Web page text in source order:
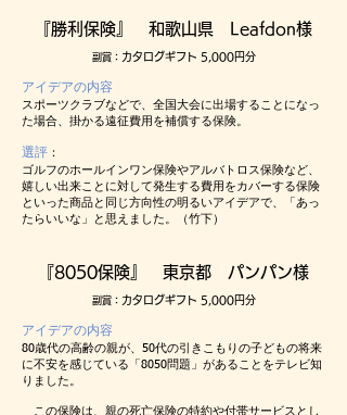
『勝利保険』 和歌山県 Leafdon様
副賞： カタログギフト 5,000円分
アイデアの内容
スポーツクラブなどで、全国大会に出場することになっ
た場合、掛かる遠征費用を補償する保険。
選評 ：
ゴルフのホールインワン保険やアルバトロス保険など、
嬉しい出来ことに対して発生する費用をカバーする保険
といった商品と同じ方向性の明るいアイデアで、「あっ
たらいいな」と思えました。（竹下）
『8050保険』 東京都 パンパン様
副賞： カタログギフト 5,000円分
アイデアの内容
80歳代の高齢の親が、50代の引きこもりの子どもの将来
に不安を感じている「8050問題」があることをテレビ知
りました。
この保険は、親の死亡保険の特約や付帯サービスとし